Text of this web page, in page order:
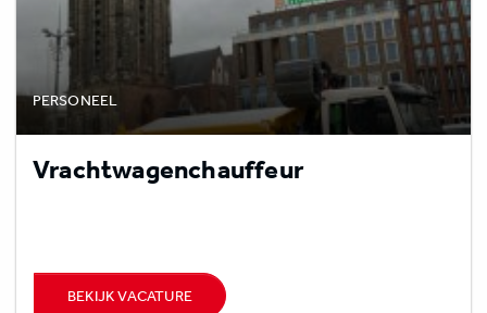
PERSONEEL
Vrachtwagenchauffeur
BEKIJK VACATURE